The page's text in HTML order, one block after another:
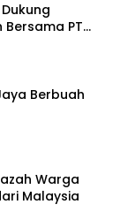
PT
Berbuah
Warga
Malaysia